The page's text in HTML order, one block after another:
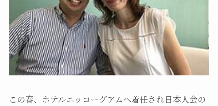
この春、ホテルニッコーグアムへ着任され日本人会の